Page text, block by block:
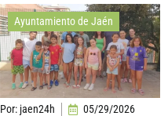
Ayuntamiento de Jaén
Por: jaen24h 05/29/2026